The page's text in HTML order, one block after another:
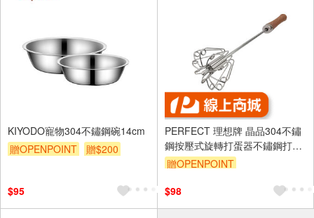
KIYODO寵物304不鏽鋼碗14cm
贈OPENPOINT
贈$200
$95
PERFECT 理想牌 晶品304不鏽
鋼按壓式旋轉打蛋器不鏽鋼打蛋
器攪拌器 31cm-Leidea樂德兒
贈OPENPOINT
$98